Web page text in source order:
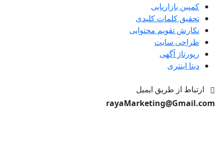
کمپین بازاریابی
تحقیق کلمات کلیدی
نکارش تقویم محتوایی
طراحی سایت
رپورتاژ آگهی
دیتا اینتری
ارتباط از طریق ایمیل
rayaMarketing@Gmail.com